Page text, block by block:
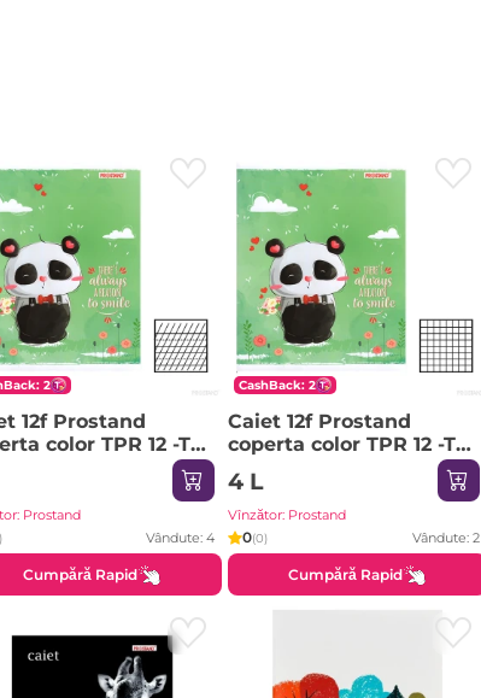
2
12f Prostand
color TPR 12 -TC
04 linie oblica
Prostand
Vândute: 4
Cumpără Rapid
CashBack: 2
Caiet 12f Prostand
coperta color TPR 12 -TC
1/20 05 patratele
4 L
Vînzător: Prostand
0(0) Vândute: 2
Cumpără Rapid